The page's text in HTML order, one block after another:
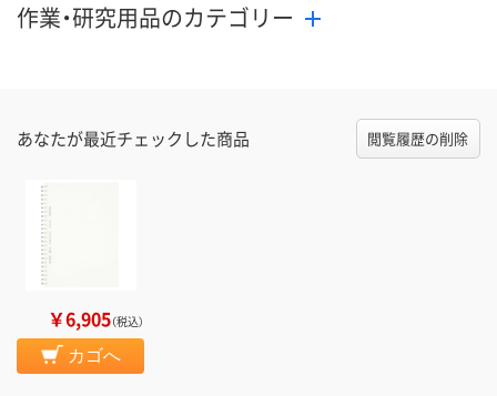
作業・研究用品のカテゴリー
あなたが最近チェックした商品 閲覧履歴の削除
￥6,905（税込）
カゴへ